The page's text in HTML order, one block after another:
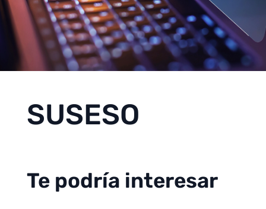
SUSESO
Te podría interesar